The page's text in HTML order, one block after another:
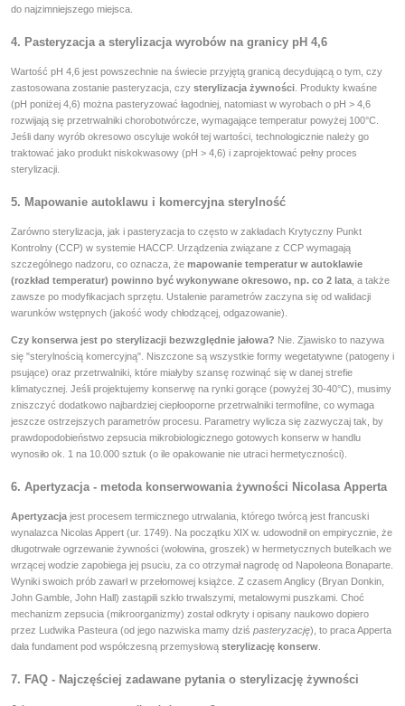
do najzimniejszego miejsca.
4. Pasteryzacja a sterylizacja wyrobów na granicy pH 4,6
Wartość pH 4,6 jest powszechnie na świecie przyjętą granicą decydującą o tym, czy
zastosowana zostanie pasteryzacja, czy sterylizacja żywności . Produkty kwaśne
(pH poniżej 4,6) można pasteryzować łagodniej, natomiast w wyrobach o pH > 4,6
rozwijają się przetrwalniki chorobotwórcze, wymagające temperatur powyżej 100°C.
Jeśli dany wyrób okresowo oscyluje wokół tej wartości, technologicznie należy go
traktować jako produkt niskokwasowy (pH > 4,6) i zaprojektować pełny proces
sterylizacji.
5. Mapowanie autoklawu i komercyjna sterylność
Zarówno sterylizacja, jak i pasteryzacja to często w zakładach Krytyczny Punkt
Kontrolny (CCP) w systemie HACCP. Urządzenia związane z CCP wymagają
szczególnego nadzoru, co oznacza, że mapowanie temperatur w autoklawie
(rozkład temperatur) powinno być wykonywane okresowo, np. co 2 lata , a także
zawsze po modyfikacjach sprzętu. Ustalenie parametrów zaczyna się od walidacji
warunków wstępnych (jakość wody chłodzącej, odgazowanie).
Czy konserwa jest po sterylizacji bezwzględnie jałowa? Nie. Zjawisko to nazywa
się "sterylnością komercyjną". Niszczone są wszystkie formy wegetatywne (patogeny i
psujące) oraz przetrwalniki, które miałyby szansę rozwinąć się w danej strefie
klimatycznej. Jeśli projektujemy konserwę na rynki gorące (powyżej 30-40°C), musimy
zniszczyć dodatkowo najbardziej ciepłooporne przetrwalniki termofilne, co wymaga
jeszcze ostrzejszych parametrów procesu. Parametry wylicza się zazwyczaj tak, by
prawdopodobieństwo zepsucia mikrobiologicznego gotowych konserw w handlu
wynosiło ok. 1 na 10.000 sztuk (o ile opakowanie nie utraci hermetyczności).
6. Apertyzacja - metoda konserwowania żywności Nicolasa Apperta
Apertyzacja jest procesem termicznego utrwalania, którego twórcą jest francuski
wynalazca Nicolas Appert (ur. 1749). Na początku XIX w. udowodnił on empirycznie, że
długotrwałe ogrzewanie żywności (wołowina, groszek) w hermetycznych butelkach we
wrzącej wodzie zapobiega jej psuciu, za co otrzymał nagrodę od Napoleona Bonaparte.
Wyniki swoich prób zawarł w przełomowej książce. Z czasem Anglicy (Bryan Donkin,
John Gamble, John Hall) zastąpili szkło trwalszymi, metalowymi puszkami. Choć
mechanizm zepsucia (mikroorganizmy) został odkryty i opisany naukowo dopiero
przez Ludwika Pasteura (od jego nazwiska mamy dziś pasteryzację), to praca Apperta
dała fundament pod współczesną przemysłową sterylizację konserw
7. FAQ - Najczęściej zadawane pytania o sterylizację żywności